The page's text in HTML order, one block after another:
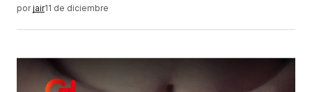
por jair11 de diciembre